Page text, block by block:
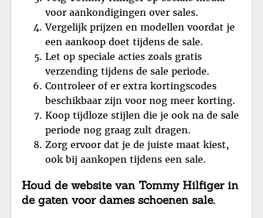
voor aankondigingen over sales.
Vergelijk prijzen en modellen voordat je
een aankoop doet tijdens de sale.
Let op speciale acties zoals gratis
verzending tijdens de sale periode.
Controleer of er extra kortingscodes
beschikbaar zijn voor nog meer korting.
Koop tijdloze stijlen die je ook na de sale
periode nog graag zult dragen.
Zorg ervoor dat je de juiste maat kiest,
ook bij aankopen tijdens een sale.
Houd de website van Tommy Hilfiger in
de gaten voor dames schoenen sale.